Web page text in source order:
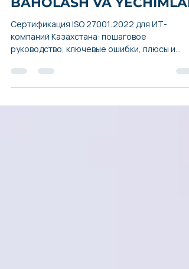
MASALALAR, XATARLARNI
BAHOLASH VA YECHIMLAR
Сертификация ISO 27001:2022 для ИТ-
руководство, ключевые ошибки, плюсы и
минусы. Как выбрать орган и бюджет?